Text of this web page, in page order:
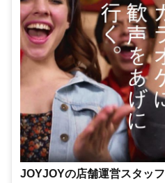
JOYJOYの店舗運営スタッフ